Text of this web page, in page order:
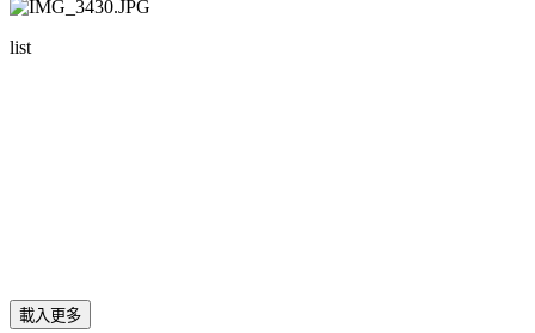
list
載入更多